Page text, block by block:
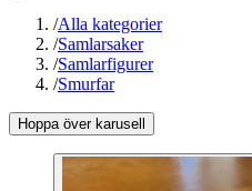
/Alla kategorier
/Samlarsaker
/Samlarfigurer
/Smurfar
Hoppa över karusell